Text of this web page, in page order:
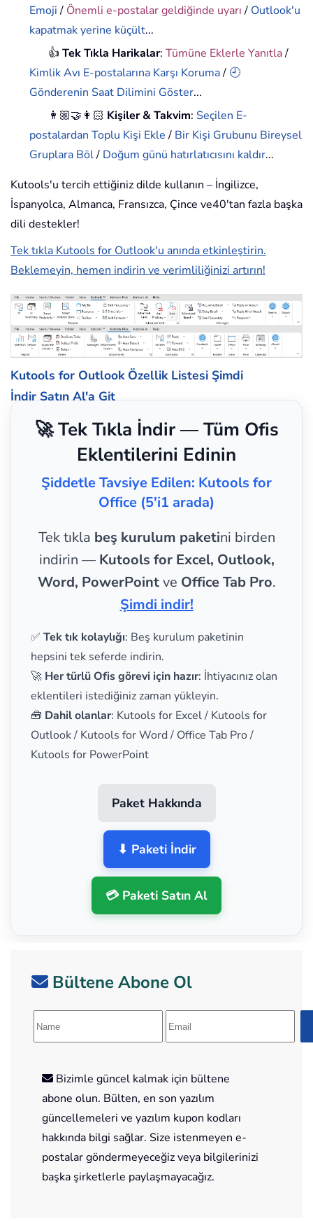
Emoji/ Önemli e-postalar geldiğinde uyarı/ Outlook'u
kapatmak yerine küçült...
👍Tek Tıkla Harikalar:Tümüne Eklerle Yanıtla/
Kimlik Avı E-postalarına Karşı Koruma/ 🕘
Gönderenin Saat Dilimini Göster...
👩🏼‍🤝‍👩🏻 Kişiler & Takvim: Seçilen E-
postalardan Toplu Kişi Ekle/ Bir Kişi Grubunu Bireysel
Gruplara Böl/ Doğum günü hatırlatıcısını kaldır...
Kutools'u tercih ettiğiniz dilde kullanın – İngilizce,
İspanyolca, Almanca, Fransızca, Çince ve40'tan fazla başka
dili destekler!
Tek tıkla Kutools for Outlook'u anında etkinleştirin.
Beklemeyin, hemen indirin ve verimliliğinizi artırın!
Kutools for Outlook Özellik Listesi Şimdi
İndir Satın Al'a Git
🚀 Tek Tıkla İndir — Tüm Ofis
Eklentilerini Edinin
Şiddetle Tavsiye Edilen: Kutools for
Office (5'i1 arada)
Tek tıkla beş kurulum paketini birden
indirin — Kutools for Excel, Outlook,
Word, PowerPointve Office Tab Pro.
Şimdi indir!
✅ Tek tık kolaylığı: Beş kurulum paketinin
hepsini tek seferde indirin.
🚀 Her türlü Ofis görevi için hazır: İhtiyacınız olan
eklentileri istediğiniz zaman yükleyin.
🧰 Dahil olanlar: Kutools for Excel / Kutools for
Outlook / Kutools for Word / Office Tab Pro /
Kutools for PowerPoint
Paket Hakkında
⬇ Paketi İndir
💳 Paketi Satın Al
Bültene Abone Ol
Bizimle güncel kalmak için bültene
abone olun. Bülten, en son yazılım
güncellemeleri ve yazılım kupon kodları
hakkında bilgi sağlar. Size istenmeyen e-
postalar göndermeyeceğiz veya bilgilerinizi
başka şirketlerle paylaşmayacağız.